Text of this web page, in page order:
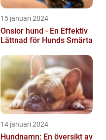
15 januari 2024
Onsior hund - En Effektiv
Lättnad för Hunds Smärta
14 januari 2024
Hundnamn: En översikt av